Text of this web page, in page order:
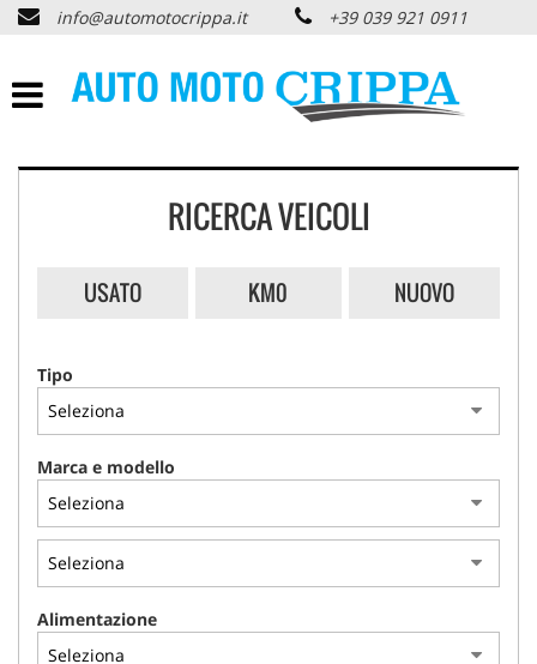
HOME
CHI SIAMO
LISTA VEICOLI
ASSISTENZA
PNEUMATICI
CONTATTI
info@automotocrippa.it +39 039 921 0911
RICERCA VEICOLI
USATO KM0 NUOVO
Tipo
Marca e modello
Alimentazione